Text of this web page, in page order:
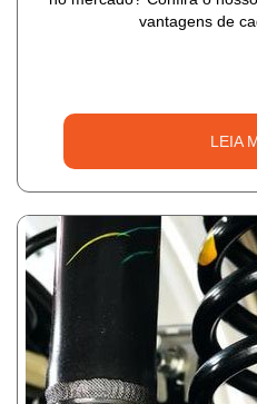
vantagens de
LEIA